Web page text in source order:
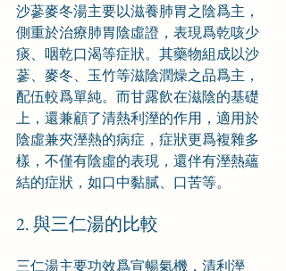
沙蔘麥冬湯主要以滋養肺胃之陰爲主，
側重於治療肺胃陰虛證，表現爲乾咳少
痰、咽乾口渴等症狀。其藥物組成以沙
蔘、麥冬、玉竹等滋陰潤燥之品爲主，
配伍較爲單純。而甘露飲在滋陰的基礎
上，還兼顧了清熱利溼的作用，適用於
陰虛兼夾溼熱的病症，症狀更爲複雜多
樣，不僅有陰虛的表現，還伴有溼熱蘊
結的症狀，如口中黏膩、口苦等。
2. 與三仁湯的比較
三仁湯主要功效爲宣暢氣機，清利溼